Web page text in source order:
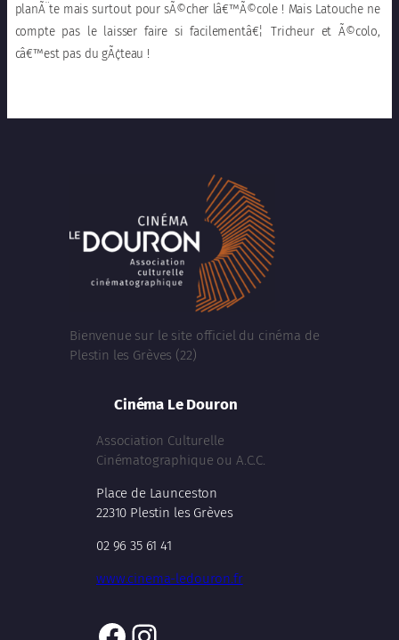
planÃ¨te mais surtout pour sÃ©cher lâ€™Ã©cole ! Mais Latouche ne
compte pas le laisser faire si facilementâ€¦ Tricheur et Ã©colo,
câ€™est pas du gÃ¢teau !
Bienvenue sur le site officiel du cinéma de
Plestin les Grèves (22)
Cinéma Le Douron
Association Culturelle
Cinématographique ou A.C.C.
Place de Launceston
22310 Plestin les Grèves
02 96 35 61 41
www.cinema-ledouron.fr